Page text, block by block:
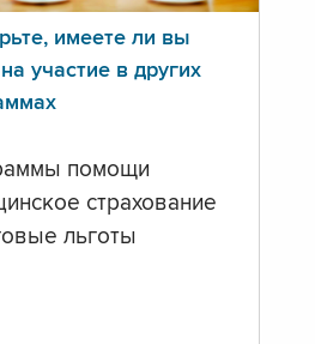
имеете ли вы
участие в других
помощи
страхование
льготы